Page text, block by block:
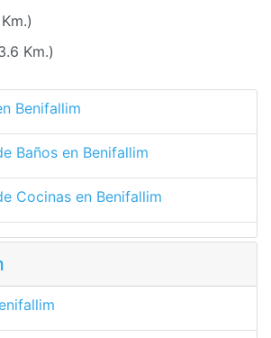
Km.)
Benifallim
Baños en Benifallim
Cocinas en Benifallim